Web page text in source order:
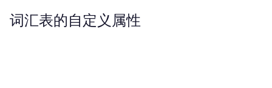
词汇表的自定义属性